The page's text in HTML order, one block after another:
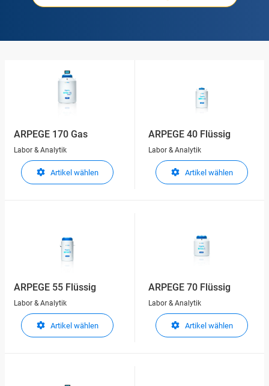
ARPEGE 170 Gas
Labor & Analytik
Artikel wählen
ARPEGE 40 Flüssig
Labor & Analytik
Artikel wählen
ARPEGE 55 Flüssig
Labor & Analytik
Artikel wählen
ARPEGE 70 Flüssig
Labor & Analytik
Artikel wählen